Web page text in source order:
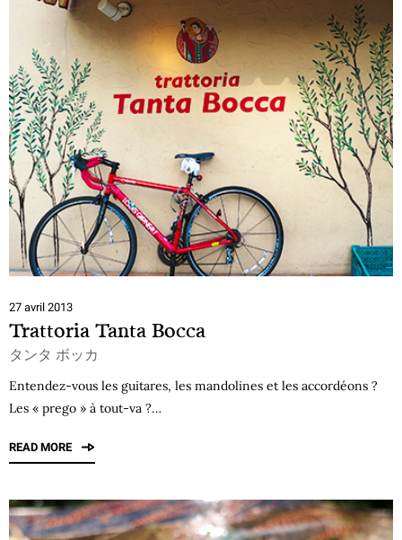
27 avril 2013
Trattoria Tanta Bocca
タンタ ボッカ
Entendez-vous les guitares, les mandolines et les accordéons ?
Les « prego » à tout-va ?…
READ MORE